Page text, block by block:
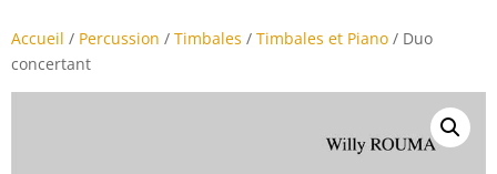
Accueil / Percussion / Timbales / Timbales et Piano / Duo
concertant